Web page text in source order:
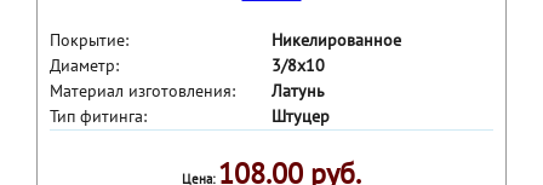
Покрытие:
Никелированное
Диаметр:
3/8x10
Материал изготовления:
Латунь
Тип фитинга:
Штуцер
Цена: 108.00 руб.